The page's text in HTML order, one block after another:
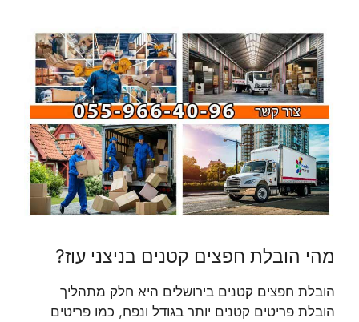
מהי הובלת חפצים קטנים בניצני עוז?
הובלת חפצים קטנים בירושלים היא חלק מתהליך
הובלת פריטים קטנים יותר בגודל ונפח, כמו פריטים